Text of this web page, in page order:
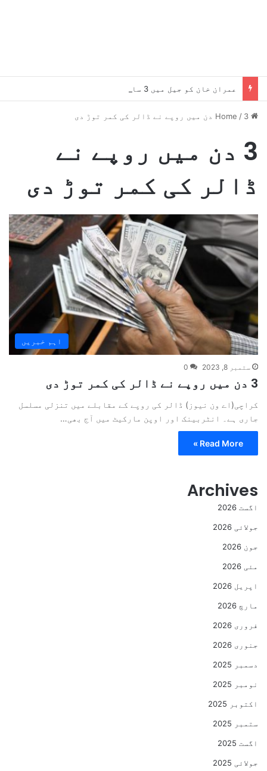
/ 3 دن میں روپے نے ڈالر کی کمر توڑ دی
3 دن میں روپے نے
ڈالر کی کمر توڑ دی
اہم خبریں
ستمبر 8, 2023 0
3 دن میں روپے نے ڈالر کی کمر توڑ دی
کراچی(اے ون نیوز) ڈالر کی روپے کے مقابلے میں تنزلی مسلسل
جاری ہے۔ انٹربینک اور اوپن مارکیٹ میں آج بھی…
Read More »
Archives
اگست 2026
جولائی 2026
جون 2026
مئی 2026
اپریل 2026
مارچ 2026
فروری 2026
جنوری 2026
دسمبر 2025
نومبر 2025
اکتوبر 2025
ستمبر 2025
اگست 2025
جولائی 2025